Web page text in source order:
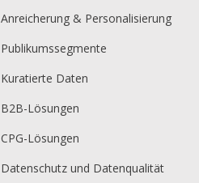
Anreicherung & Personalisierung
Publikumssegmente
Kuratierte Daten
B2B-Lösungen
CPG-Lösungen
Datenschutz und Datenqualität